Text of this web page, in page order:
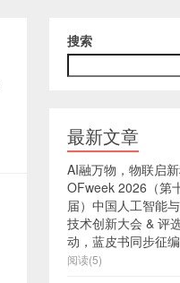
搜索
最新文章
AI融万物，物联启
OFweek 2026（第
届）中国人工智能
技术创新大会 & 评
动，蓝皮书同步征编
阅读(5)